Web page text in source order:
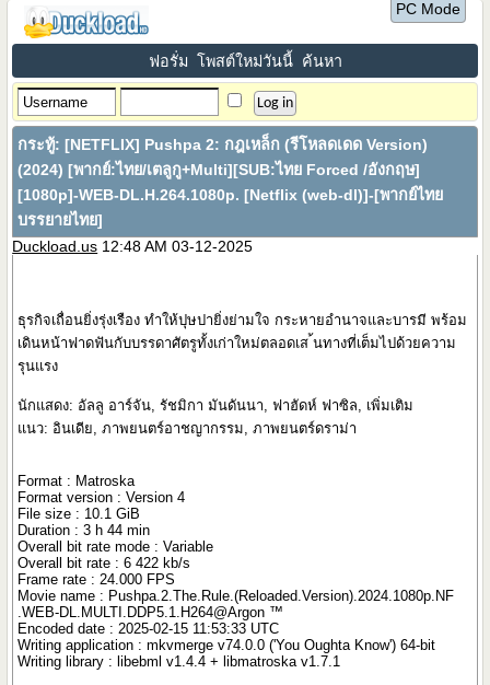
PC Mode
ฟอรั่ม โพสต์ใหม่วันนี้ ค้นหา
กระทู้:[NETFLIX] Pushpa 2: กฎเหล็ก (รีโหลดเดด Version)
(2024) [พากย์:ไทย/เตลูกู+Multi][SUB:ไทย Forced /อังกฤษ]
[1080p]-WEB-DL.H.264.1080p. [Netflix (web-dl)]-[พากย์ไทย
บรรยายไทย]
Duckload.us 12:48 AM 03-12-2025
ธุรกิจเถื่อนยิ่งรุ่งเรือง ทำให้ปุษปายิ่งย่ามใจ กระหายอำนาจและบารมี พร้อม
เดินหน้าฟาดฟันกับบรรดาศัตรูทั้งเก่าใหม่ตลอดเส ้นทางที่เต็มไปด้วยความ
รุนแรง
นักแสดง: อัลลู อาร์จัน, รัชมิกา มันดันนา, ฟาฮัดห์ ฟาซิล, เพิ่มเติม
แนว: อินเดีย, ภาพยนตร์อาชญากรรม, ภาพยนตร์ดราม่า
Format : Matroska
Format version : Version 4
File size : 10.1 GiB
Duration : 3 h 44 min
Overall bit rate mode : Variable
Overall bit rate : 6 422 kb/s
Frame rate : 24.000 FPS
Movie name : Pushpa.2.The.Rule.(Reloaded.Version).2024.1080p.NF
.WEB-DL.MULTI.DDP5.1.H264@Argon ™
Encoded date : 2025-02-15 11:53:33 UTC
Writing application : mkvmerge v74.0.0 ('You Oughta Know') 64-bit
Writing library : libebml v1.4.4 + libmatroska v1.7.1